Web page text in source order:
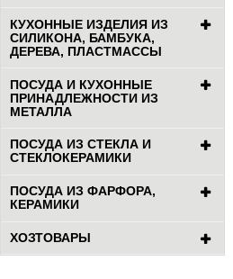
КУХОННЫЕ ИЗДЕЛИЯ ИЗ
СИЛИКОНА, БАМБУКА,
ДЕРЕВА, ПЛАСТМАССЫ
ПОСУДА И КУХОННЫЕ
ПРИНАДЛЕЖНОСТИ ИЗ
МЕТАЛЛА
ПОСУДА ИЗ СТЕКЛА И
СТЕКЛОКЕРАМИКИ
ПОСУДА ИЗ ФАРФОРА,
КЕРАМИКИ
ХОЗТОВАРЫ